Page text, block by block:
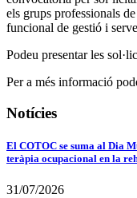
els grups professionals
funcional de gestió i
Podeu presentar les
Per a més informació
Notícies
El COTOC se suma al Dia
teràpia ocupacional en la
31/07/2026